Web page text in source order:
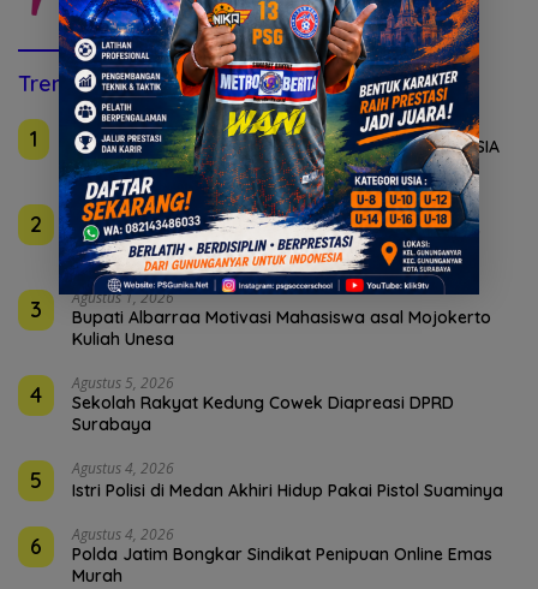
Trending this Week
1
Agustus 2, 2026
Inul Daratista Bedah Keunggulan Bayi Tabung di RSIA
Ferina
2 Agustus 2, 2026
Golkar Mojokerto Panasi Mesin Incar 10 Kursi DPRD
2029
3 Agustus 1, 2026
Bupati Albarraa Motivasi Mahasiswa asal Mojokerto
Kuliah Unesa
4 Agustus 5, 2026
Sekolah Rakyat Kedung Cowek Diapreasi DPRD
Surabaya
5 Agustus 4, 2026
Istri Polisi di Medan Akhiri Hidup Pakai Pistol Suaminya
6 Agustus 4, 2026
Polda Jatim Bongkar Sindikat Penipuan Online Emas
Murah